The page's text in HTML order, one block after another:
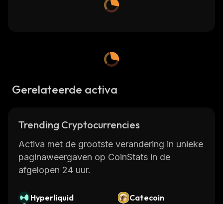
Gerelateerde activa
Trending Cryptocurrencies
Activa met de grootste verandering in unieke
paginaweergaven op CoinStats in de
afgelopen 24 uur.
Hyperliquid
Catecoin